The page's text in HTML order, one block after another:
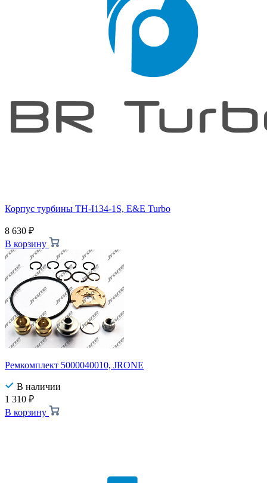
Корпус турбины TH-I134-1S, E&E Turbo
8 630 ₽
В корзину
Ремкомплект 5000040010, JRONE
В наличии
1 310 ₽
В корзину